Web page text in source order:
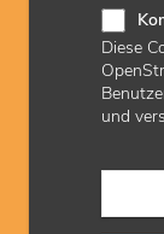
Diese
und
Biologika
geeignet
Statistik aus
Effekte in